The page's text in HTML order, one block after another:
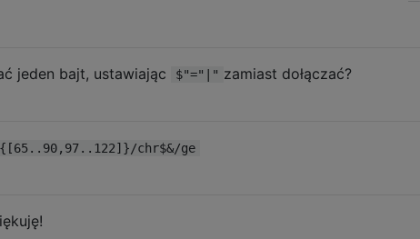
jeden bajt, ustawiając $"="|" zamiast dołączać?
chr$&/ge